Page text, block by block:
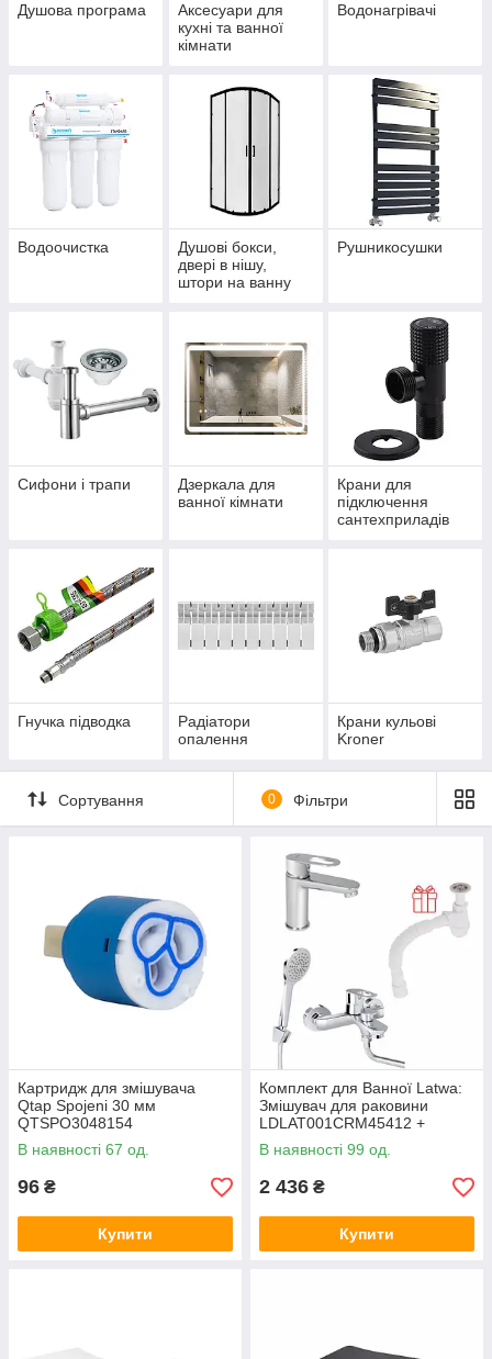
Душова програма
Аксесуари для
кухні та ванної
кімнати
Водонагрівачі
Водоочистка
Душові бокси,
двері в нішу,
штори на ванну
Рушникосушки
Сифони і трапи
Дзеркала для
ванної кімнати
Крани для
підключення
сантехприладів
Гнучка підводка
Радіатори
опалення
Крани кульові
Kroner
Сортування 0 Фільтри
Картридж для змішувача
Qtap Spojeni 30 мм
QTSPO3048154
В наявності 67 од.
96 ₴
Купити
Комплект для Ванної Latwa:
Змішувач для раковини
LDLAT001CRM45412 +
Змішувач для ванноі
LDLAT006CRM45414
В наявності 99 од.
2 436 ₴
Купити